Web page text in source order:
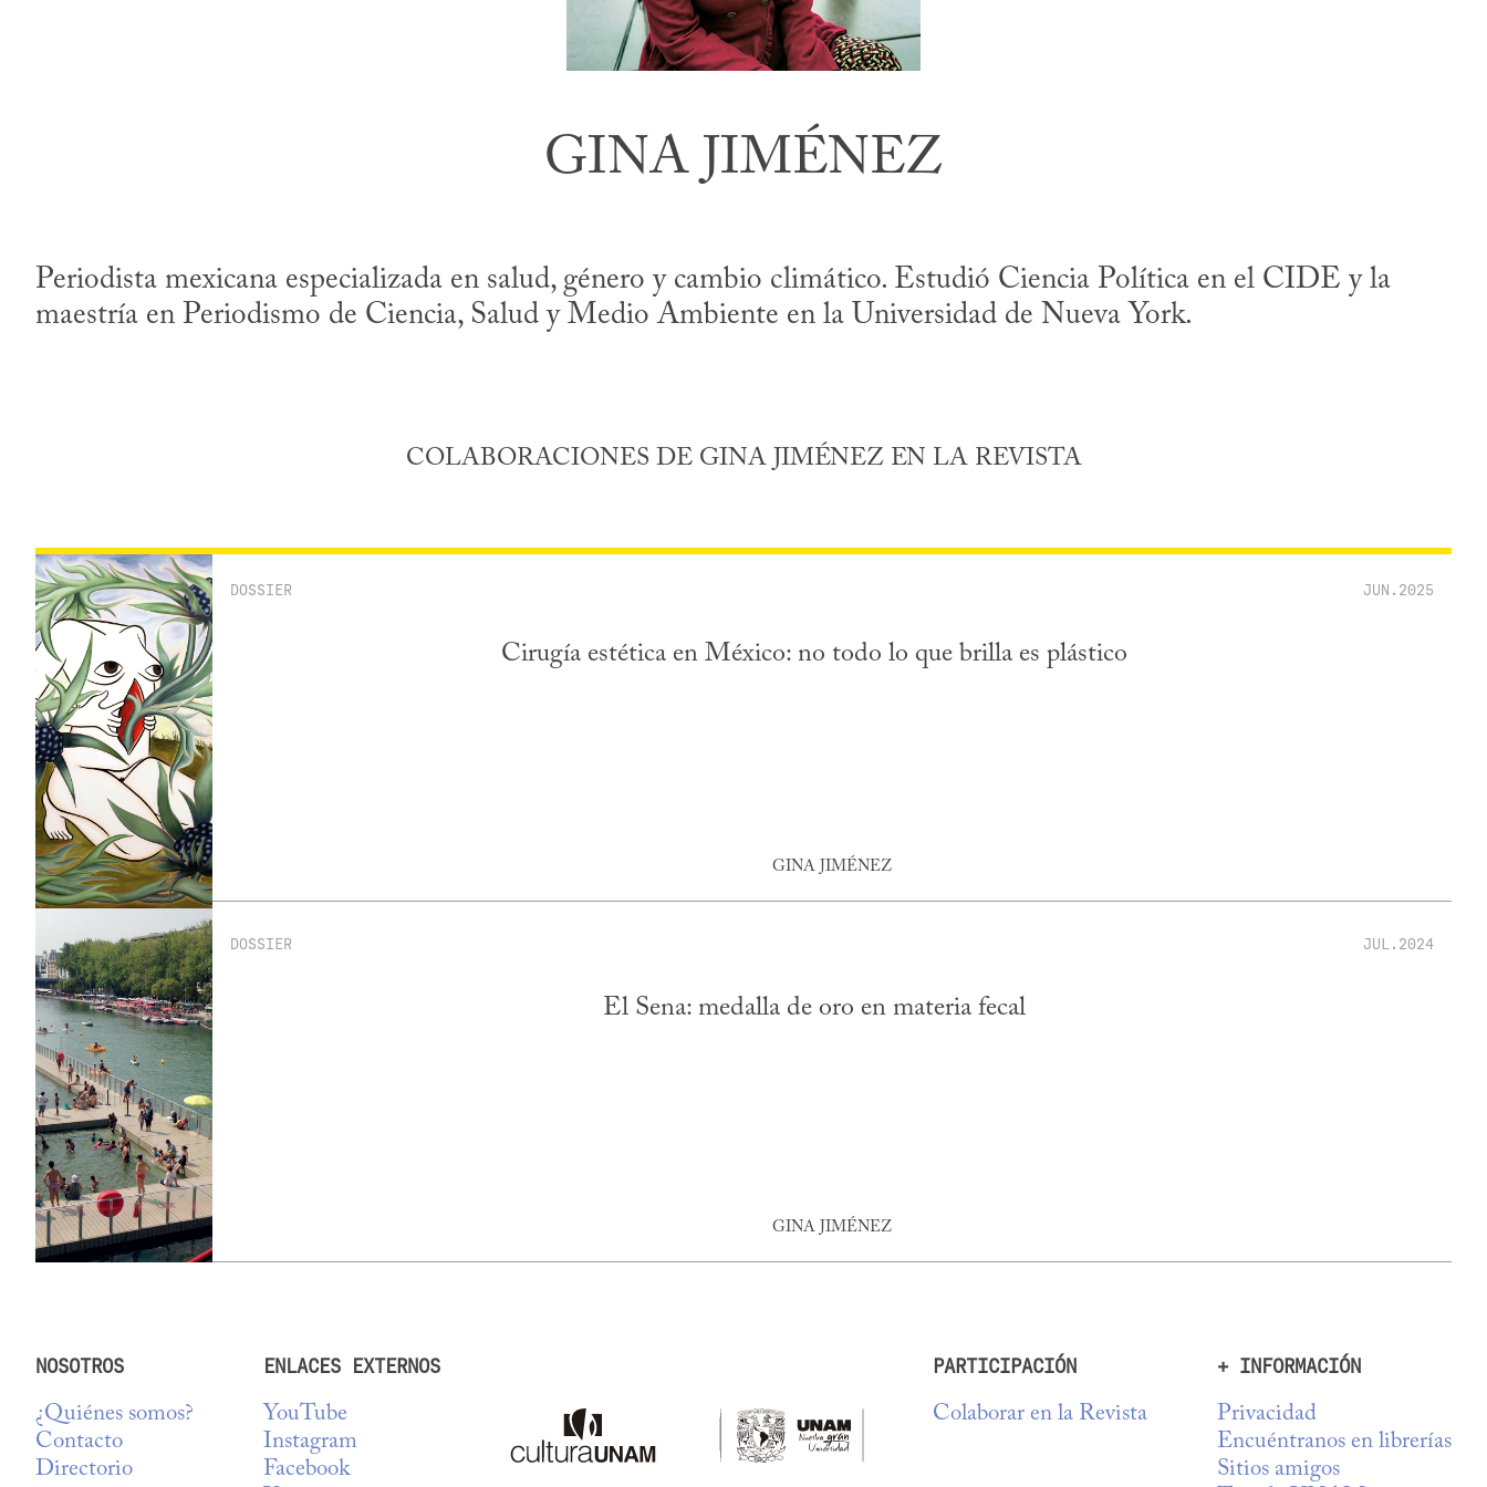
GINA JIMÉNEZ
Periodista mexicana especializada en salud, género y cambio climático. Estudió Ciencia Política en el CIDE y la
maestría en Periodismo de Ciencia, Salud y Medio Ambiente en la Universidad de Nueva York.
COLABORACIONES DE GINA JIMÉNEZ EN LA REVISTA
DOSSIER JUN.2025
Cirugía estética en México: no todo lo que brilla es plástico
GINA JIMÉNEZ
DOSSIER JUL.2024
El Sena: medalla de oro en materia fecal
GINA JIMÉNEZ
NOSOTROS
¿Quiénes somos?
Contacto
Directorio
ENLACES EXTERNOS
YouTube
Instagram
Facebook
PARTICIPACIÓN
Colaborar en la Revista
+ INFORMACIÓN
Privacidad
Encuéntranos en librerías
Sitios amigos